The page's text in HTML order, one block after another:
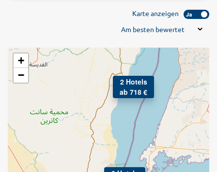
Karte anzeigen Ja
Am besten bewertet
2 Hotels
ab 718 €
+
−